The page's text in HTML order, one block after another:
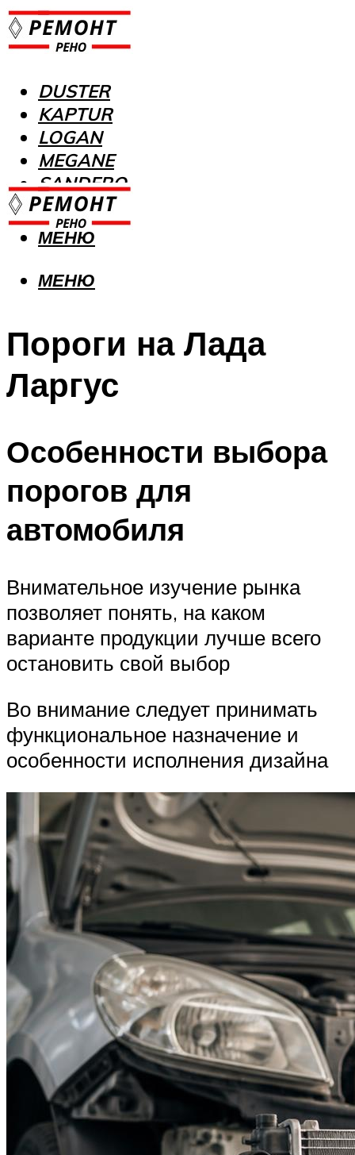
DUSTER
KAPTUR
LOGAN
MEGANE
SANDERO
МЕНЮ
МЕНЮ
Пороги на Лада
Ларгус
Особенности выбора
порогов для
автомобиля
Внимательное изучение рынка
позволяет понять, на каком
варианте продукции лучше всего
остановить свой выбор
Во внимание следует принимать
функциональное назначение и
особенности исполнения дизайна